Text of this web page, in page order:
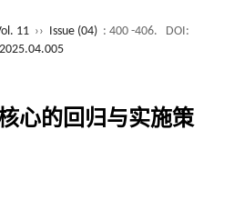
11 ›› Issue (04) : 400 -406.
DOI:
心的回归与实施策